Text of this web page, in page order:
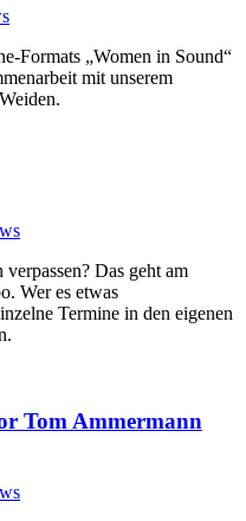
Formats „Women in Sound“
mit unserem
Das geht am
Wer es etwas
Termine in den eigenen
Tom Ammermann